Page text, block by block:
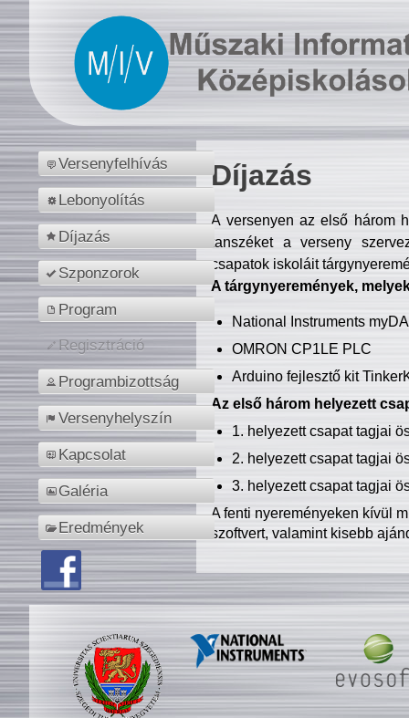
Versenyfelhívás
Lebonyolítás
Díjazás
Szponzorok
Program
Regisztráció
Programbizottság
Versenyhelyszín
Kapcsolat
Galéria
Eredmények
Díjazás
A versenyen az első három
tanszéket a verseny
csapatok iskoláit
A tárgynyeremények,
National Instruments
OMRON CP1LE PLC
Arduino fejlesztő kit
Az első három helyezett
1. helyezett csapat tagjai
2. helyezett csapat tagjai
3. helyezett csapat tagjai
A fenti nyereményeken kívül
szoftvert, valamint kisebb